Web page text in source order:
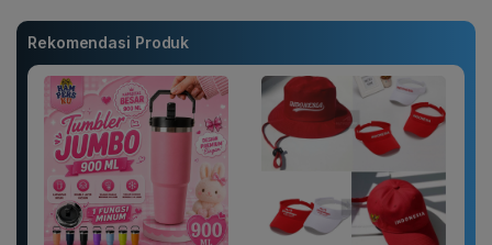
Rekomendasi Produk